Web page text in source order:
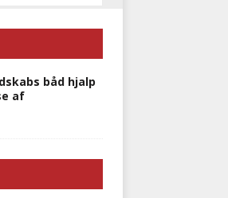
båd hjalp
af